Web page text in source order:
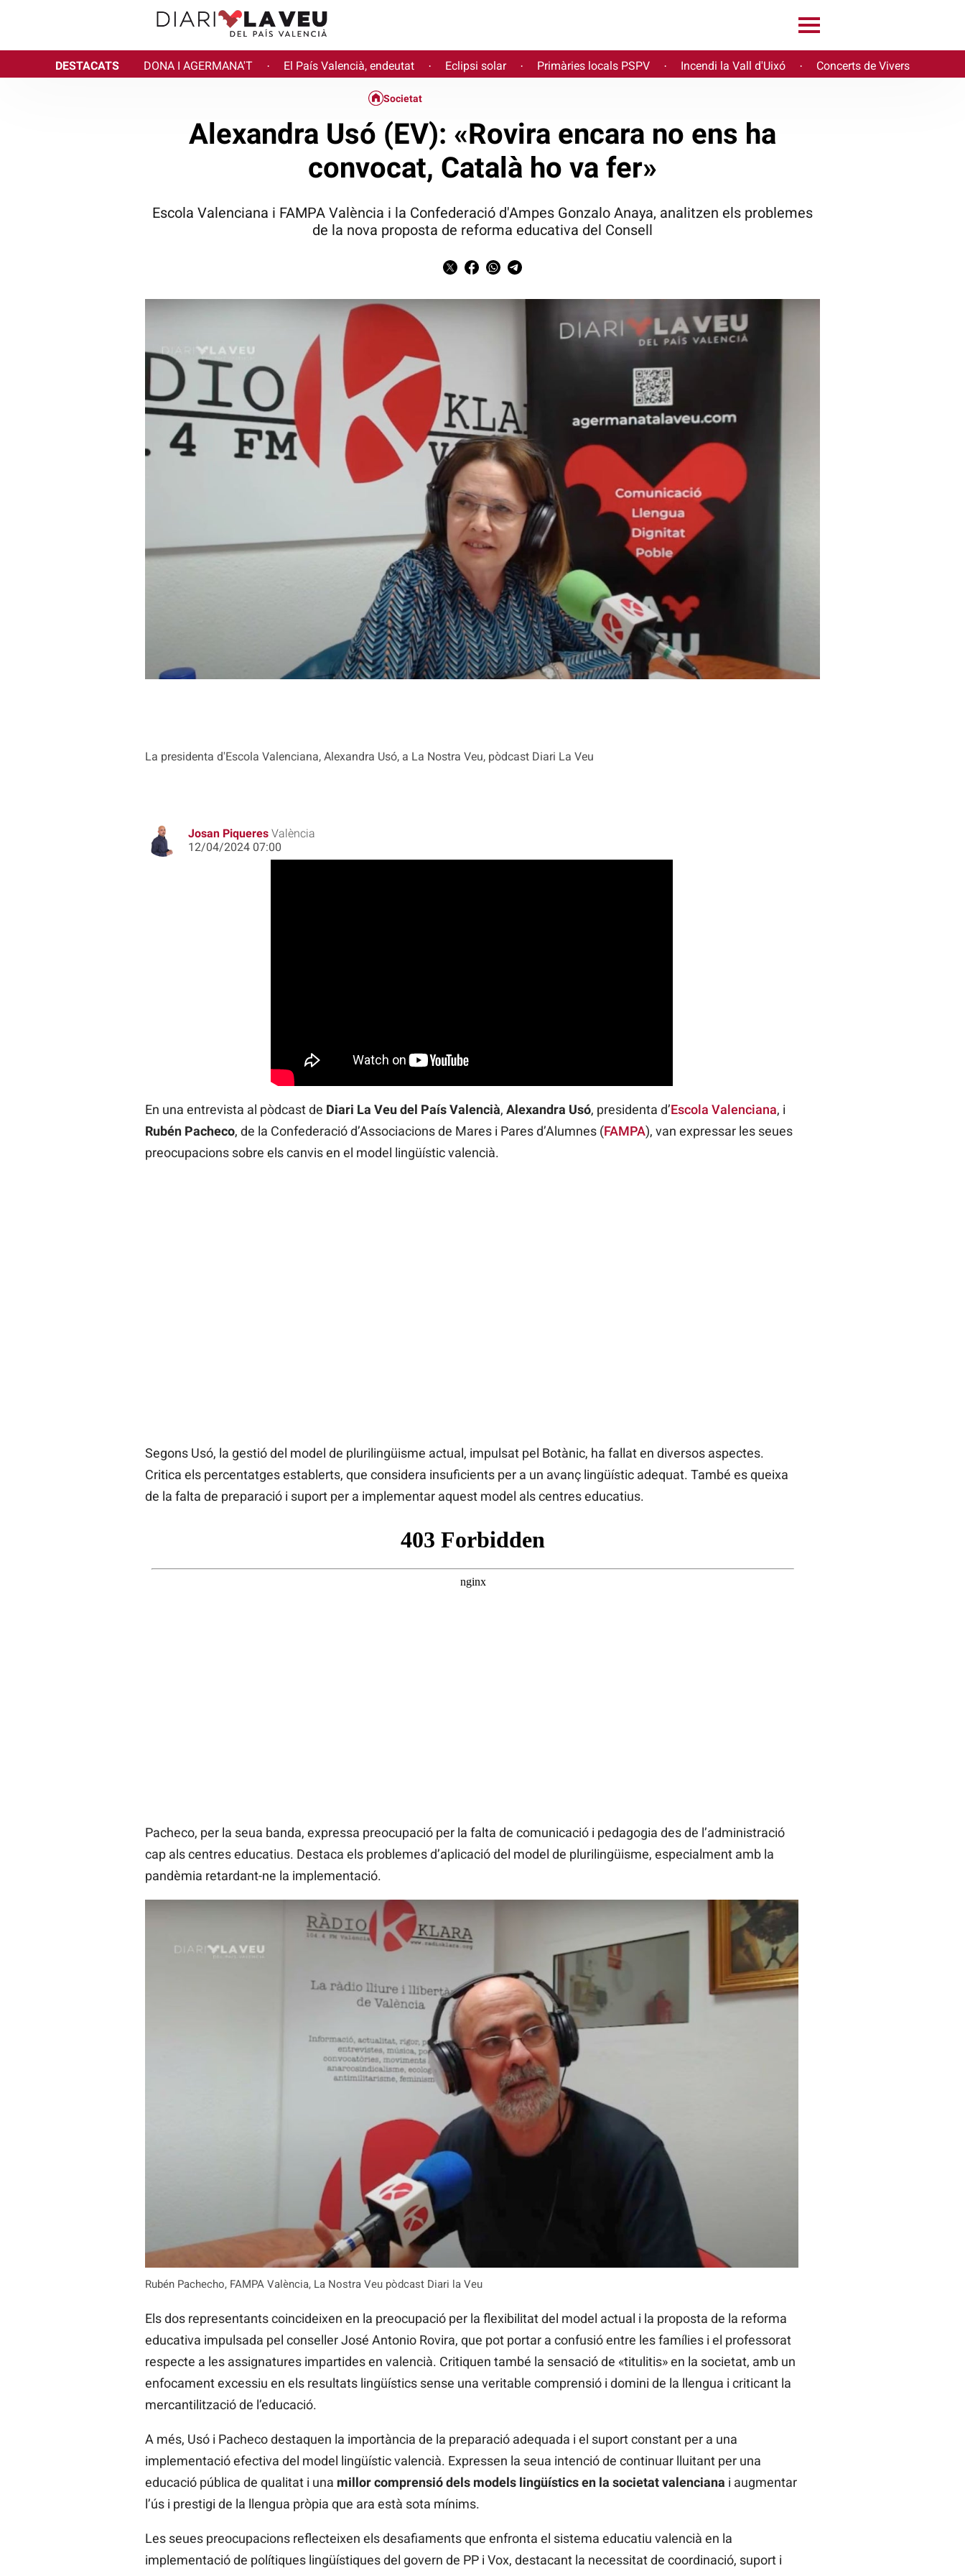
DESTACATS DONA I AGERMANA'T · El País Valencià, endeutat · Eclipsi solar · Primàries locals PSPV · Incendi la Vall d'Uixó · Concerts de Vivers
La presidenta d'Escola Valenciana, Alexandra Usó, a La Nostra Veu, pòdcast Diari La Veu
Societat
Alexandra Usó (EV): «Rovira encara no ens ha
convocat, Català ho va fer»
Escola Valenciana i FAMPA València i la Confederació d'Ampes Gonzalo Anaya, analitzen els problemes
de la nova proposta de reforma educativa del Consell
Josan Piqueres València
12/04/2024 07:00
En una entrevista al pòdcast de Diari La Veu del País Valencià, Alexandra Usó, presidenta d’Escola Valenciana, i
Rubén Pacheco, de la Confederació d’Associacions de Mares i Pares d’Alumnes (FAMPA), van expressar les seues
preocupacions sobre els canvis en el model lingüístic valencià.
Segons Usó, la gestió del model de plurilingüisme actual, impulsat pel Botànic, ha fallat en diversos aspectes.
Critica els percentatges establerts, que considera insuficients per a un avanç lingüístic adequat. També es queixa
de la falta de preparació i suport per a implementar aquest model als centres educatius.
Pacheco, per la seua banda, expressa preocupació per la falta de comunicació i pedagogia des de l’administració
cap als centres educatius. Destaca els problemes d’aplicació del model de plurilingüisme, especialment amb la
pandèmia retardant-ne la implementació.
Rubén Pachecho, FAMPA València, La Nostra Veu pòdcast Diari la Veu
Els dos representants coincideixen en la preocupació per la flexibilitat del model actual i la proposta de la reforma
educativa impulsada pel conseller José Antonio Rovira, que pot portar a confusió entre les famílies i el professorat
respecte a les assignatures impartides en valencià. Critiquen també la sensació de «titulitis» en la societat, amb un
enfocament excessiu en els resultats lingüístics sense una veritable comprensió i domini de la llengua i criticant la
mercantilització de l’educació.
A més, Usó i Pacheco destaquen la importància de la preparació adequada i el suport constant per a una
implementació efectiva del model lingüístic valencià. Expressen la seua intenció de continuar lluitant per una
educació pública de qualitat i una millor comprensió dels models lingüístics en la societat valenciana i augmentar
l’ús i prestigi de la llengua pròpia que ara està sota mínims.
Les seues preocupacions reflecteixen els desafiaments que enfronta el sistema educatiu valencià en la
implementació de polítiques lingüístiques del govern de PP i Vox, destacant la necessitat de coordinació, suport i